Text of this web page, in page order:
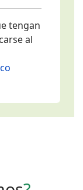
tengan
al